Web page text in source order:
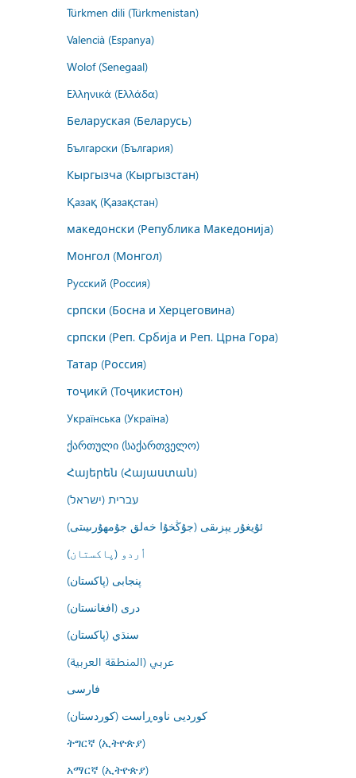
Türkmen dili (Türkmenistan)
Valencià (Espanya)
Wolof (Senegaal)
Ελληνικά (Ελλάδα)
Беларуская (Беларусь)
Български (България)
Кыргызча (Кыргызстан)
Қазақ (Қазақстан)
македонски (Република Македонија)
Монгол (Монгол)
Русский (Россия)
српски (Босна и Херцеговина)
српски (Реп. Србија и Реп. Црна Гора)
Татар (Россия)
тоҷикӣ (Тоҷикистон)
Українська (Україна)
ქართული (საქართველო)
Հայերեն (Հայաստան)
עברית (ישראל)
ئۇيغۇر يېزىقى (جۇڭخۇا خەلق جۇمھۇرىيىتى)
اُردو (پاکستان)
پنجابی (پاکستان)
درى (افغانستان)
سنڌي (پاکستان)
عربي (المنطقة العربية)
فارسى
کوردیی ناوەڕاست (کوردستان)
ትግርኛ (ኢትዮጵያ)
አማርኛ (ኢትዮጵያ)